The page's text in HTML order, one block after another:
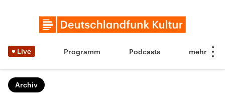
Live Programm Podcasts
Archiv